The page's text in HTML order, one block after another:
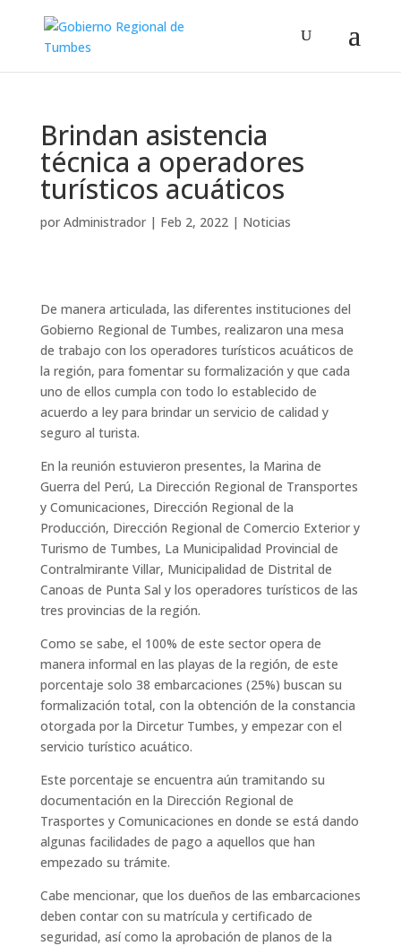
Brindan asistencia
técnica a operadores
turísticos acuáticos
por Administrador| Feb 2, 2022| Noticias
De manera articulada, las diferentes instituciones del
Gobierno Regional de Tumbes, realizaron una mesa
de trabajo con los operadores turísticos acuáticos de
la región, para fomentar su formalización y que cada
uno de ellos cumpla con todo lo establecido de
acuerdo a ley para brindar un servicio de calidad y
seguro al turista.
En la reunión estuvieron presentes, la Marina de
Guerra del Perú, La Dirección Regional de Transportes
y Comunicaciones, Dirección Regional de la
Producción, Dirección Regional de Comercio Exterior y
Turismo de Tumbes, La Municipalidad Provincial de
Contralmirante Villar, Municipalidad de Distrital de
Canoas de Punta Sal y los operadores turísticos de las
tres provincias de la región.
Como se sabe, el 100% de este sector opera de
manera informal en las playas de la región, de este
porcentaje solo 38 embarcaciones (25%) buscan su
formalización total, con la obtención de la constancia
otorgada por la Dircetur Tumbes, y empezar con el
servicio turístico acuático.
Este porcentaje se encuentra aún tramitando su
documentación en la Dirección Regional de
Trasportes y Comunicaciones en donde se está dando
algunas facilidades de pago a aquellos que han
empezado su trámite.
Cabe mencionar, que los dueños de las embarcaciones
deben contar con su matrícula y certificado de
seguridad, así como la aprobación de planos de la